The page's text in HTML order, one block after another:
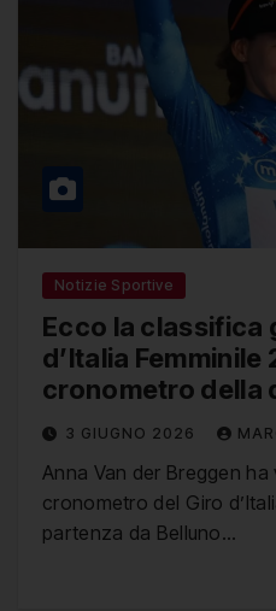
Notizie Sportive
Ecco la classifica
d’Italia
cronometro della
3 GIUGNO 2026
Anna Van der Breggen
cronometro del Giro
partenza da Belluno…